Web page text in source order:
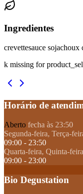
Ingredientes
crevettesauce sojachoux
k missing for
Horário de
Aberto fecha às 23:50
Segunda-feira, Terça-
09:00 - 23:50
Quarta-feira, Quinta-
09:00 - 23:00
Bio Degustation